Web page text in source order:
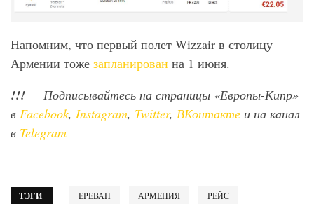
Напомним, что первый полет Wizzair в столицу
Армении тоже запланирован на 1 июня.
!!! — Подписывайтесь на страницы «Европы-Кипр»
в Facebook, Instagram, Twitter, ВКонтакте и на канал
в Telegram
ТЭГИ ЕРЕВАН АРМЕНИЯ РЕЙС